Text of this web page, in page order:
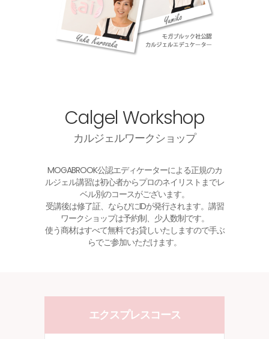
Calgel Workshop
カルジェルワークショップ
MOGABROOK公認エディケーターによる正規のカ
ルジェル講習は初心者からプロのネイリストまでレ
ベル別のコースがございます。
受講後は修了証、ならびにIDが発行されます。講習
ワークショップは予約制、少人数制です。
使う商材はすべて無料でお貸しいたしますので手ぶ
らでご参加いただけます。
エクスプレスコース